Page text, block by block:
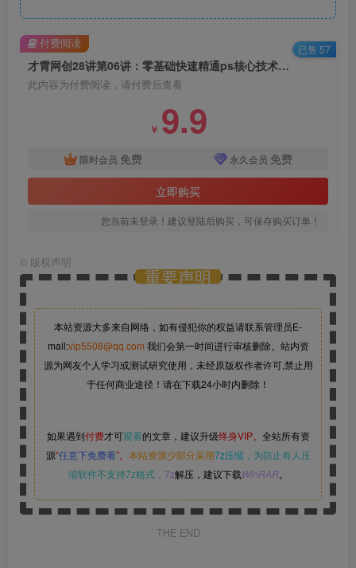
才霄网创28讲第06讲：零基础快速精通ps核心技术，网创之路的必备绝技
此内容为付费阅读，请付费后查看
￥ 9.9
限时会员 免费 永久会员 免费
立即购买
您当前未登录！建议登陆后购买，可保存购买订单！
付费阅读 已售 57
© 版权声明
重要声明
本站资源大多来自网络，如有侵犯你的权益请联系管理员E-
mail:vip5508@qq.com 我们会第一时间进行审核删除。站内资
源为网友个人学习或测试研究使用，未经原版权作者许可,禁止用
于任何商业途径！请在下载24小时内删除！
如果遇到付费才可观看的文章，建议升级终身VIP。 全站所有资
源“任意下免费看”。 本站资源少部分采用7z压缩， 为防止有人压
缩软件不支持7z格式，7z解压，建议下载WinRAR。
THE END